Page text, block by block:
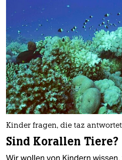
Kinder fragen, die taz antwortet
Sind Korallen Tiere?